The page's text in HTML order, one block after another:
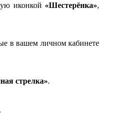
иконкой «Шестерёнка»,
в вашем личном кабинете
стрелка».
.